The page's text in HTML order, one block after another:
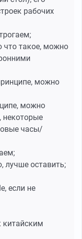
рабочих
что такое, можно
можно
можно
некоторые
часы/
лучше оставить;
если не
китайским